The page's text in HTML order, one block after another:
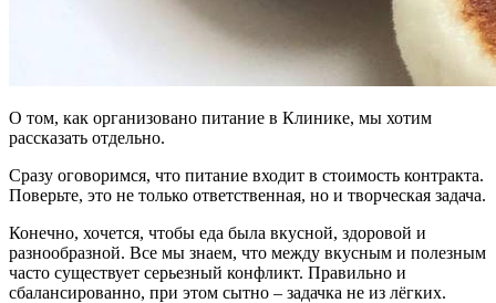
О том, как организовано питание в Клинике, мы хотим
рассказать отдельно.
Сразу оговоримся, что питание входит в стоимость контракта.
Поверьте, это не только ответственная, но и творческая задача.
Конечно, хочется, чтобы еда была вкусной, здоровой и
разнообразной. Все мы знаем, что между вкусным и полезным
часто существует серьезный конфликт. Правильно и
сбалансированно, при этом сытно – задачка не из лёгких.